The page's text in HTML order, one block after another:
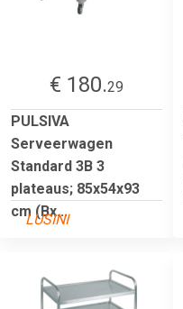
€ 180.29
PULSIVA
Serveerwagen
Standard 3B 3
plateaus; 85x54x93
cm (Bx...
LUSINI